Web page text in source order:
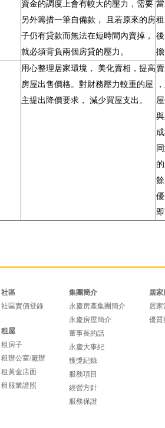
資金的調度上會有較大的壓力，需要
另外籌措一筆自備款， 且若原來的房
子仍有貸款而無法在短時間內賣掉，
就必須背負兩個房貸的壓力。
用心整理居家環境， 美化賣相，提高
房屋出售價格。對財務壓力較重的屋
主提出降價要求， 減少買屋支出。
社區
社區實價登錄
租屋
租房子
租辦公室/廠辦
租黃金店面
租服業證照
集團簡介
永慶房產集團簡介
永慶房屋簡介
董事長的話
永慶大事紀
獲獎紀錄
服務項目
經營方針
服務保證
居家
居家
優質